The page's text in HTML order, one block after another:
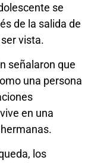
se
de la salida de
vista.
señalaron que
una persona
en una
los